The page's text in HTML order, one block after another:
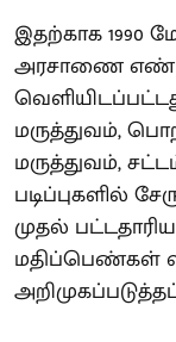
இதற்காக 1990
அரசாணை எண் 638
மருத்துவம்,
மருத்துவம்,
படிப்புகளில்
முதல்
மதிப்பெண்கள்